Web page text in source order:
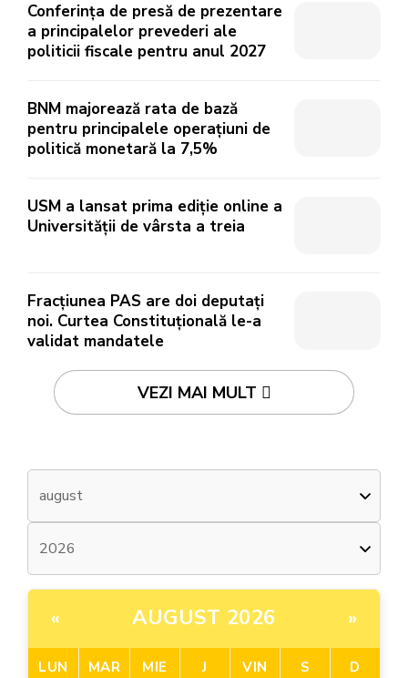
Conferința de presă de prezentare
a principalelor prevederi ale
politicii fiscale pentru anul 2027
BNM majorează rata de bază
pentru principalele operațiuni de
politică monetară la 7,5%
USM a lansat prima ediție online a
Universității de vârsta a treia
Fracțiunea PAS are doi deputați
noi. Curtea Constituțională le-a
validat mandatele
VEZI MAI MULT
« AUGUST 2026 »
LUN MAR MIE J VIN S D